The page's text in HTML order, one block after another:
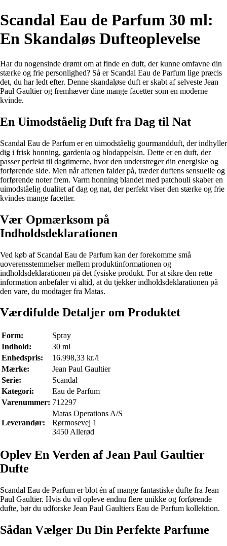
Scandal Eau de Parfum 30 ml:
En Skandaløs Dufteoplevelse
Har du nogensinde drømt om at finde en duft, der kunne omfavne din
stærke og frie personlighed? Så er Scandal Eau de Parfum lige præcis
det, du har ledt efter. Denne skandaløse duft er skabt af selveste Jean
Paul Gaultier og fremhæver dine mange facetter som en moderne
kvinde.
En Uimodståelig Duft fra Dag til Nat
Scandal Eau de Parfum er en uimodståelig gourmandduft, der indhyller
dig i frisk honning, gardenia og blodappelsin. Dette er en duft, der
passer perfekt til dagtimerne, hvor den understreger din energiske og
forførende side. Men når aftenen falder på, træder duftens sensuelle og
forførende noter frem. Varm honning blandet med patchouli skaber en
uimodståelig dualitet af dag og nat, der perfekt viser den stærke og frie
kvindes mange facetter.
Vær Opmærksom på
Indholdsdeklarationen
Ved køb af Scandal Eau de Parfum kan der forekomme små
uoverensstemmelser mellem produktinformationen og
indholdsdeklarationen på det fysiske produkt. For at sikre den rette
information anbefaler vi altid, at du tjekker indholdsdeklarationen på
den vare, du modtager fra Matas.
Værdifulde Detaljer om Produktet
Form:
Spray
Indhold:
30 ml
Enhedspris:
16.998,33 kr./l
Mærke:
Jean Paul Gaultier
Serie:
Scandal
Kategori:
Eau de Parfum
Varenummer: 712297
Leverandør:
Matas Operations A/S
Rørmosevej 1
3450 Allerød
Oplev En Verden af Jean Paul Gaultier
Dufte
Scandal Eau de Parfum er blot én af mange fantastiske dufte fra Jean
Paul Gaultier. Hvis du vil opleve endnu flere unikke og forførende
dufte, bør du udforske Jean Paul Gaultiers Eau de Parfum kollektion.
Sådan Vælger Du Din Perfekte Parfume